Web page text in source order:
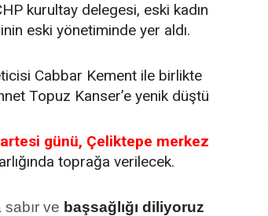
kurultay delegesi, eski kadın
eski yönetiminde yer aldı.
Cabbar Kement ile birlikte
Topuz Kanser’e yenik düştü
günü, Çeliktepe merkez
toprağa verilecek.
ve başsağlığı diliyoruz